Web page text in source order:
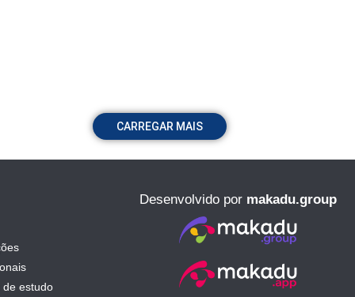
CARREGAR MAIS
de estudo
Desenvolvido por makadu.group